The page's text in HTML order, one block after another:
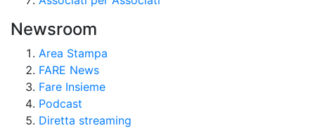
Newsroom
Area Stampa
FARE News
Fare Insieme
Podcast
Diretta streaming